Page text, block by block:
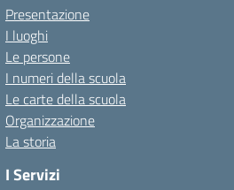
Presentazione
I luoghi
Le persone
I numeri della scuola
Le carte della scuola
Organizzazione
La storia
I Servizi